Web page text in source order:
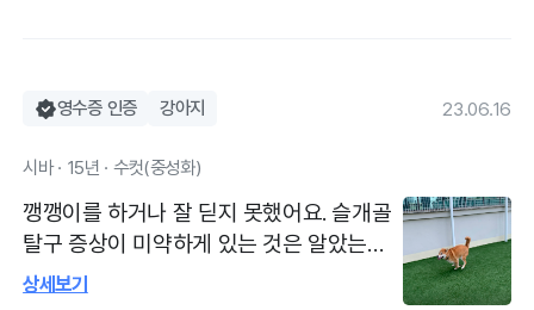
아서 믿고 가긴 했는데, 첫 방문부터 만족입
화로 상황을 전달 주시면서 수술진행하였
식사여부를 보내주셔서 안심이 되었어요.
수술 후 2주 지났고 수술은 잘 끝났고 잘 회
복 중 입니다 강아지라 병원비가 많이 나와
는지 상세하게 설명 잘 해주셔서 과잉진료
영수증 인증 강아지 23.06.16
시바 · 15년 · 수컷(중성화)
깽깽이를 하거나 잘 딛지 못했어요. 슬개골
탈구 증상이 미약하게 있는 것은 알았는데
심해진 것 같음 올때마다 대기가 좀 있어서
상세보기